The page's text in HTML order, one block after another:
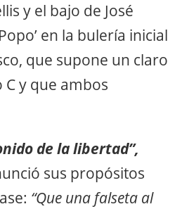
y el bajo de José
en la bulería inicial
que supone un claro
y que ambos
de la libertad”,
sus propósitos
“Que una falseta al